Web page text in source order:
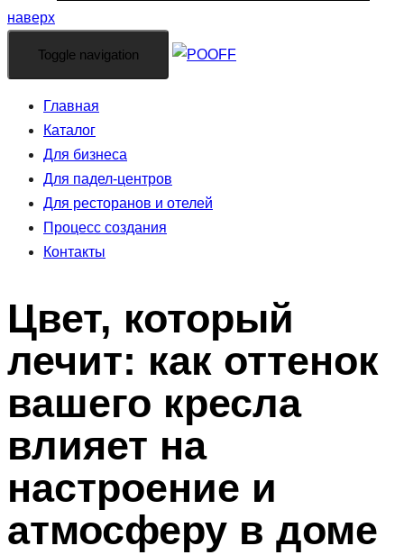
наверх
Toggle navigation
Главная
Каталог
Для бизнеса
Для падел-центров
Для ресторанов и отелей
Процесс создания
Контакты
Цвет, который
лечит: как оттенок
вашего кресла
влияет на
настроение и
атмосферу в доме